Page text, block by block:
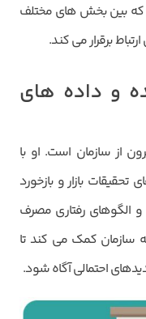
که بین بخش های مختلف
و داده های
از سازمان است. او با
تحقیقات بازار و بازخورد
و الگوهای رفتاری مصرف
سازمان کمک می کند تا
احتمالی آگاه شود.